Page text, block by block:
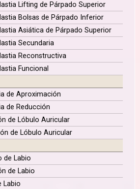
Lifting de Párpado Superior
Bolsas de Párpado Inferior
Asiática de Párpado Superior
Secundaria
Reconstructiva
Funcional
de Aproximación
de Reducción
de Lóbulo Auricular
de Lóbulo Auricular
de Labio
de Labio
Labio